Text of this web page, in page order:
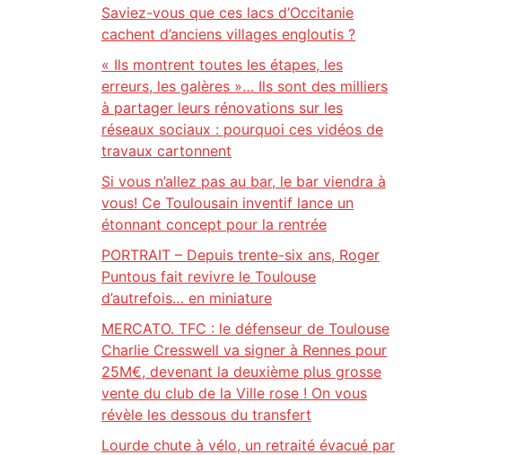
Saviez-vous que ces lacs d’Occitanie
cachent d’anciens villages engloutis ?
« Ils montrent toutes les étapes, les
erreurs, les galères »… Ils sont des milliers
à partager leurs rénovations sur les
réseaux sociaux : pourquoi ces vidéos de
travaux cartonnent
Si vous n’allez pas au bar, le bar viendra à
vous! Ce Toulousain inventif lance un
étonnant concept pour la rentrée
PORTRAIT – Depuis trente-six ans, Roger
Puntous fait revivre le Toulouse
d’autrefois… en miniature
MERCATO. TFC : le défenseur de Toulouse
Charlie Cresswell va signer à Rennes pour
25M€, devenant la deuxième plus grosse
vente du club de la Ville rose ! On vous
révèle les dessous du transfert
Lourde chute à vélo, un retraité évacué par